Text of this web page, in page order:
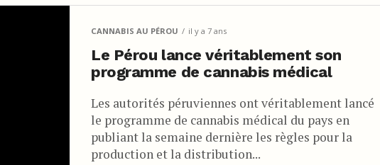
CANNABIS AU PÉROU il y a 7 ans
Le Pérou lance véritablement son
programme de cannabis médical
Les autorités péruviennes ont véritablement lancé
le programme de cannabis médical du pays en
publiant la semaine dernière les règles pour la
production et la distribution...